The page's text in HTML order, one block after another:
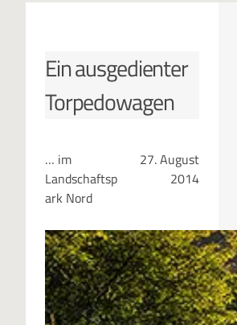
Ein ausgedienter
Torpedowagen
… im
Landschaftsp
ark Nord
27. August
2014